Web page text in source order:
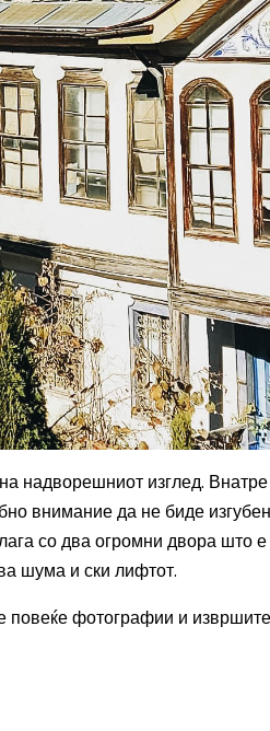
надворешниот изглед.
внимание да не биде изгубен
со два огромни двора што е
шума и ски лифтот.
повеќе фотографии и извршите